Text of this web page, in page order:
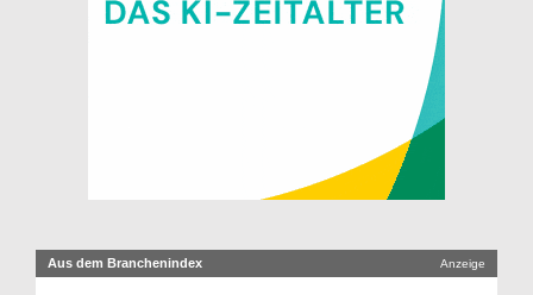
Aus dem Branchenindex Anzeige